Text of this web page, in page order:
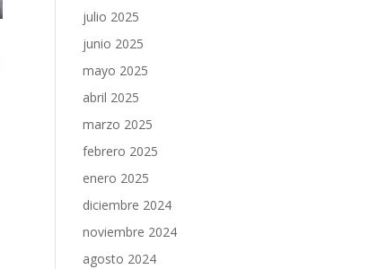
julio 2025
junio 2025
mayo 2025
abril 2025
marzo 2025
febrero 2025
enero 2025
diciembre 2024
noviembre 2024
agosto 2024